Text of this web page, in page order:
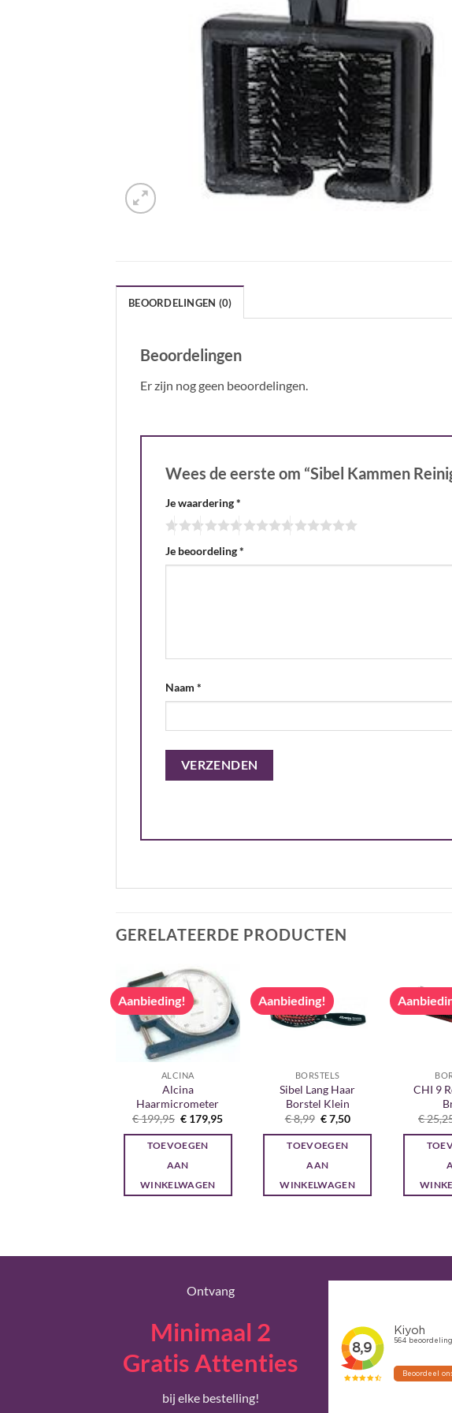
BEOORDELINGEN (0)
Beoordelingen
Er zijn nog geen beoordelingen.
Wees de eerste om “Sibel Kammen
Je waardering*
Je beoordeling*
Naam *
GERELATEERDE PRODUCTEN
Aanbieding!
ALCINA
Alcina
Haarmicrometer
€199,95 Oorspronkelijke
was:
€ 199,95.
€ 179,95Huidige
is:
TOEVOEGEN
AAN
WINKELWAGEN
Aanbieding!
BORSTELS
Sibel Lang Haar
Borstel Klein
€8,99 Oorspronkelijke
prijs
was:
€ 8,99.
€7,50Huidige
is:
TOEVOEGEN
AAN
WINKELWAGEN
CHI 9
€
Ontvang
Minimaal 2
Gratis Attenties
bij elke bestelling!